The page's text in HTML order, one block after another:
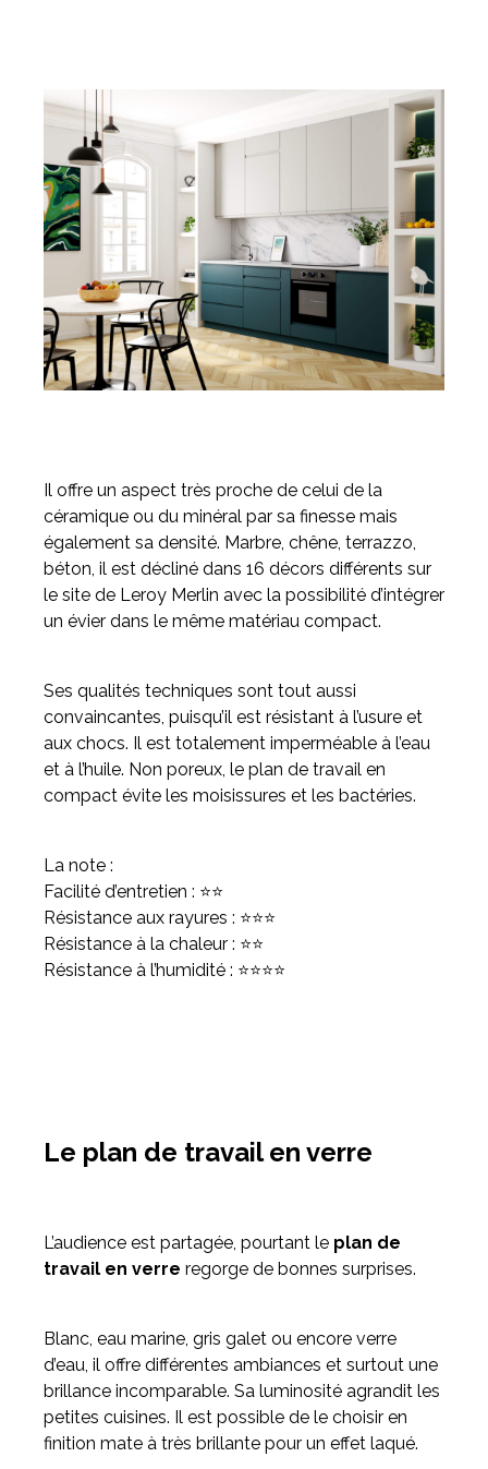
Il offre un aspect très proche de celui de la
céramique ou du minéral par sa finesse mais
également sa densité. Marbre, chêne, terrazzo,
béton, il est décliné dans 16 décors différents sur
le site de Leroy Merlin avec la possibilité d’intégrer
un évier dans le même matériau compact.
Ses qualités techniques sont tout aussi
convaincantes, puisqu’il est résistant à l’usure et
aux chocs. Il est totalement imperméable à l’eau
et à l’huile. Non poreux, le plan de travail en
compact évite les moisissures et les bactéries.
La note :
Facilité d’entretien : ⭐⭐
Résistance aux rayures : ⭐⭐⭐
Résistance à la chaleur : ⭐⭐
Résistance à l’humidité : ⭐⭐⭐⭐
Le plan de travail en verre
L’audience est partagée, pourtant le plan de
travail en verre regorge de bonnes surprises.
Blanc, eau marine, gris galet ou encore verre
d’eau, il offre différentes ambiances et surtout une
brillance incomparable. Sa luminosité agrandit les
petites cuisines. Il est possible de le choisir en
finition mate à très brillante pour un effet laqué.